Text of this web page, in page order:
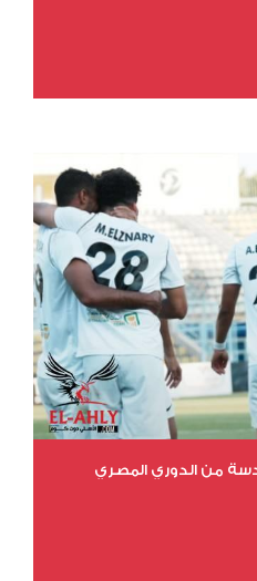
من الدوري المصري